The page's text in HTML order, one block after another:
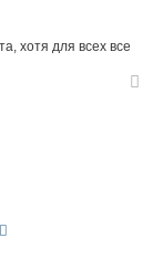
хотя для всех все